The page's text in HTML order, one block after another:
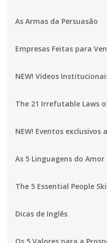
As Armas da Persuasão
Empresas Feitas para
NEW! Vídeos
The 21 Irrefutable Laws
NEW! Eventos exclusivos
As 5 Linguagens do Amor
The 5 Essential People
Dicas de Inglês